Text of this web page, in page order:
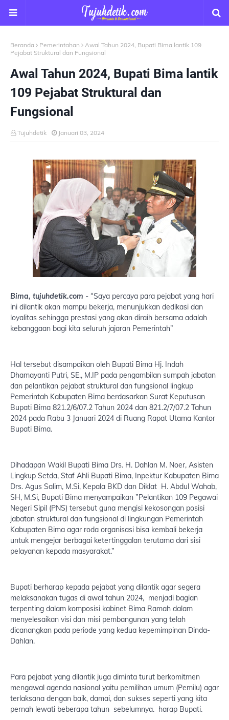
Beranda Pemerintahan
Awal Tahun 2024, Bupati Bima lantik 109
Pejabat Struktural dan Fungsional
Awal Tahun 2024, Bupati Bima lantik
109 Pejabat Struktural dan
Fungsional
Tujuhdetik Januari 03, 2024
Bima, tujuhdetik.com - “Saya percaya para pejabat yang hari
ini dilantik akan mampu bekerja, menunjukkan dedikasi dan
loyalitas sehingga prestasi yang akan diraih bersama adalah
kebanggaan bagi kita seluruh jajaran Pemerintah”
Hal tersebut disampaikan oleh Bupati Bima Hj. Indah
Dhamayanti Putri, SE., M.IP pada pengambilan sumpah jabatan
dan pelantikan pejabat struktural dan fungsional lingkup
Pemerintah Kabupaten Bima berdasarkan Surat Keputusan
Bupati Bima 821.2/6/07.2 Tahun 2024 dan 821.2/7/07.2 Tahun
2024 pada Rabu 3 Januari 2024 di Ruang Rapat Utama Kantor
Bupati Bima.
Dihadapan Wakil Bupati Bima Drs. H. Dahlan M. Noer, Asisten
Lingkup Setda, Staf Ahli Bupati Bima, Inpektur Kabupaten Bima
Drs. Agus Salim, M.Si, Kepala BKD dan Diklat H. Abdul Wahab,
SH, M.Si, Bupati Bima menyampaikan ”Pelantikan 109 Pegawai
Negeri Sipil (PNS) tersebut guna mengisi kekosongan posisi
jabatan struktural dan fungsional di lingkungan Pemerintah
Kabupaten Bima agar roda organisasi bisa kembali bekerja
untuk mengejar berbagai ketertinggalan terutama dari sisi
pelayanan kepada masyarakat.”
Bupati berharap kepada pejabat yang dilantik agar segera
melaksanakan tugas di awal tahun 2024, menjadi bagian
terpenting dalam komposisi kabinet Bima Ramah dalam
menyelesaikan visi dan misi pembangunan yang telah
dicanangkan pada periode yang kedua kepemimpinan Dinda-
Dahlan.
Para pejabat yang dilantik juga diminta turut berkomitmen
mengawal agenda nasional yaitu pemilihan umum (Pemilu) agar
terlaksana dengan baik, damai, dan sukses seperti yang kita
pernah lewati beberapa tahun sebelumnya. harap Bupati.